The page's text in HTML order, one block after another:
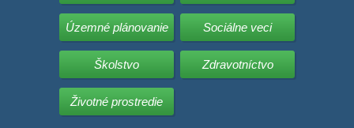
Územné plánovanie Sociálne veci
Školstvo Zdravotníctvo
Životné prostredie